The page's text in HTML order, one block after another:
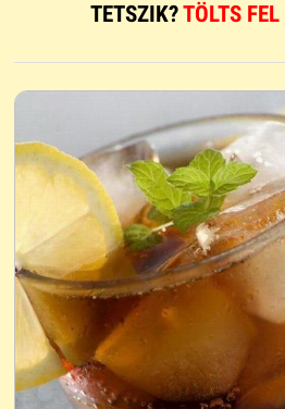
TETSZIK?TÖLTS